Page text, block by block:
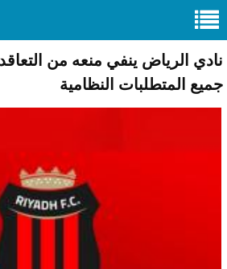
نادي الرياض ينفي منعه من
جميع المتطلبات النظامية